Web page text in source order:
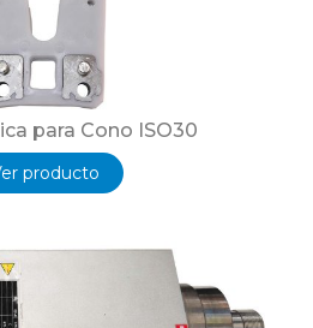
para Cono ISO30
producto